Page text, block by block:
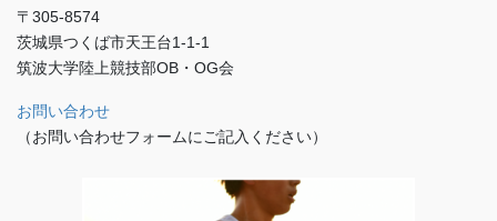
〒305-8574
茨城県つくば市天王台1-1-1
筑波大学陸上競技部OB・OG会
お問い合わせ
（お問い合わせフォームにご記入ください）